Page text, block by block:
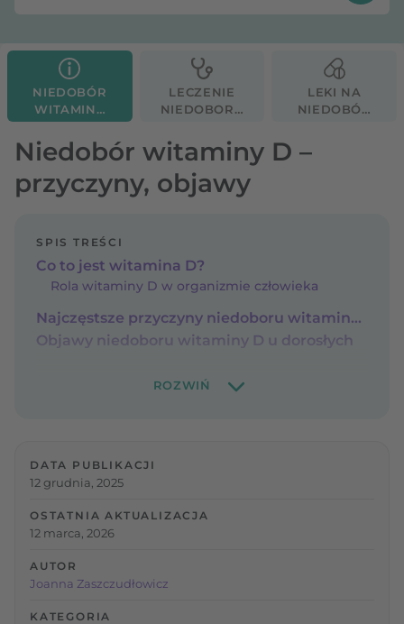
NIEDOBÓR
WITAMINY
D
LECZENIE
NIEDOBORU
LEKI NA
NIEDOBÓR
Niedobór witaminy D –
przyczyny, objawy
SPIS TREŚCI
Co to jest witamina D?
Rola witaminy D w organizmie człowieka
Najczęstsze przyczyny niedoboru witaminy D
Objawy niedoboru witaminy D u dorosłych
DATA PUBLIKACJI
12 grudnia, 2025
OSTATNIA AKTUALIZACJA
12 marca, 2026
AUTOR
Joanna Zaszczudłowicz
KATEGORIA